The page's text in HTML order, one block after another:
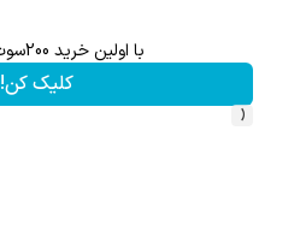
با اولین خرید 200سوت نقره بگیر
کلیک کن!
‹